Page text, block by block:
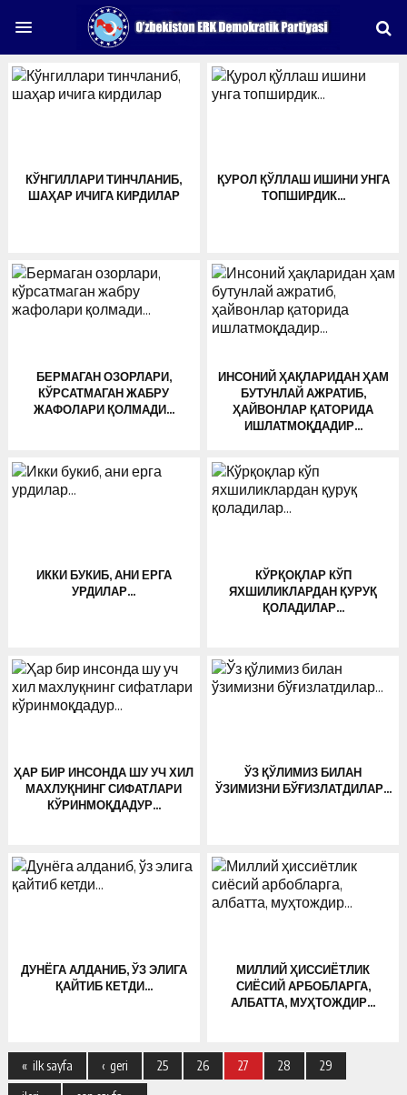
КЎНГИЛЛАРИ ТИНЧЛАНИБ,
ШАҲАР ИЧИГА КИРДИЛАР
ҚУРОЛ ҚЎЛЛАШ ИШИНИ УНГА
ТОПШИРДИК…
БЕРМАГАН ОЗОРЛАРИ,
КЎРСАТМАГАН ЖАБРУ
ЖАФОЛАРИ ҚОЛМАДИ…
ИНСОНИЙ ҲАҚЛАРИДАН ҲАМ
БУТУНЛАЙ АЖРАТИБ,
ҲАЙВОНЛАР ҚАТОРИДА
ИШЛАТМОҚДАДИР…
ИККИ БУКИБ, АНИ ЕРГА
УРДИЛАР…
КЎРҚОҚЛАР КЎП
ЯХШИЛИКЛАРДАН ҚУРУҚ
ҚОЛАДИЛАР…
ҲАР БИР ИНСОНДА ШУ УЧ ХИЛ
МАХЛУҚНИНГ СИФАТЛАРИ
КЎРИНМОҚДАДУР…
ЎЗ ҚЎЛИМИЗ БИЛАН
ЎЗИМИЗНИ БЎҒИЗЛАТДИЛАР…
ДУНЁГА АЛДАНИБ, ЎЗ ЭЛИГА
ҚАЙТИБ КЕТДИ…
МИЛЛИЙ ҲИССИЁТЛИК
СИЁСИЙ АРБОБЛАРГА,
АЛБАТТА, МУҲТОЖДИР…
« ilk sayfa ‹ geri 25 26 27 28
29